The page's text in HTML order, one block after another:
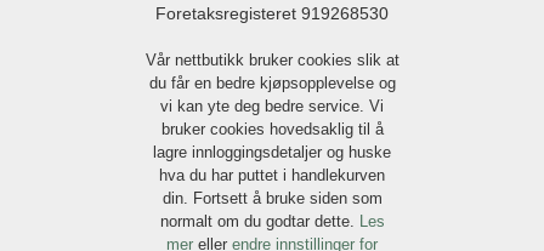
Foretaksregisteret 919268530
Vår nettbutikk bruker cookies slik at
du får en bedre kjøpsopplevelse og
vi kan yte deg bedre service. Vi
bruker cookies hovedsaklig til å
lagre innloggingsdetaljer og huske
hva du har puttet i handlekurven
din. Fortsett å bruke siden som
normalt om du godtar dette. Les
mer eller endre innstillinger for